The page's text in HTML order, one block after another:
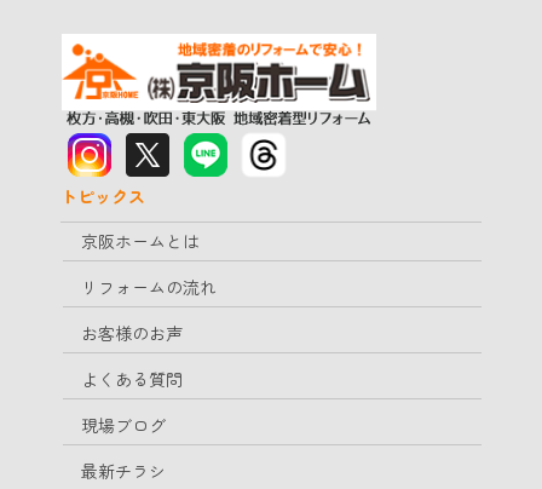
トピックス
京阪ホームとは
リフォームの流れ
お客様のお声
よくある質問
現場ブログ
最新チラシ